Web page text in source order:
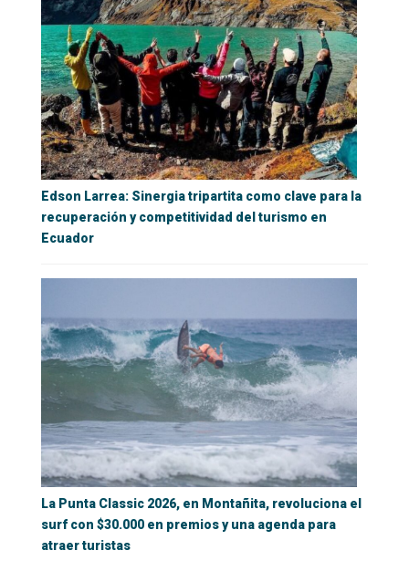
Edson Larrea: Sinergia tripartita como clave para la
recuperación y competitividad del turismo en
Ecuador
La Punta Classic 2026, en Montañita, revoluciona el
surf con $30.000 en premios y una agenda para
atraer turistas